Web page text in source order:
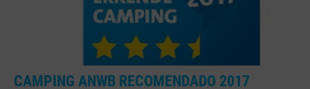
CAMPING ANWB RECOMENDADO 2017